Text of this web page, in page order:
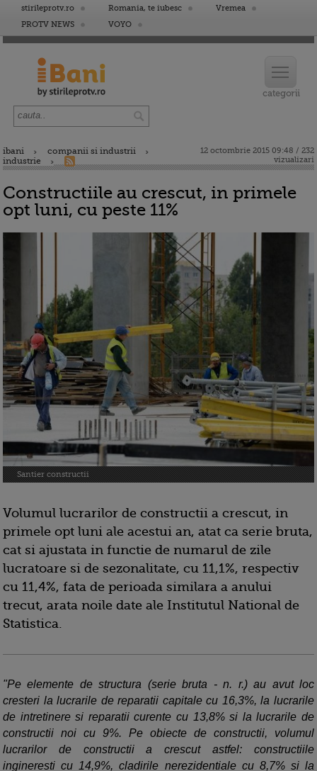
stirileprotv.ro Romania, te iubesc
Vremea
PROTV NEWS
VOYO
ibani
companii si industrii
industrie
12 octombrie 2015 09:48 / 232
vizualizari
Constructiile au crescut, in primele
opt luni, cu peste 11%
Santier constructii
Volumul lucrarilor de constructii a crescut, in
primele opt luni ale acestui an, atat ca serie bruta,
cat si ajustata in functie de numarul de zile
lucratoare si de sezonalitate, cu 11,1%, respectiv
cu 11,4%, fata de perioada similara a anului
trecut, arata noile date ale Institutul National de
Statistica.
"Pe elemente de structura (serie bruta - n. r.) au avut loc
cresteri la lucrarile de reparatii capitale cu 16,3%, la lucrarile
de intretinere si reparatii curente cu 13,8% si la lucrarile de
constructii noi cu 9%. Pe obiecte de constructii, volumul
lucrarilor de constructii a crescut astfel: constructiile
ingineresti cu 14,9%, cladirile nerezidentiale cu 8,7% si la